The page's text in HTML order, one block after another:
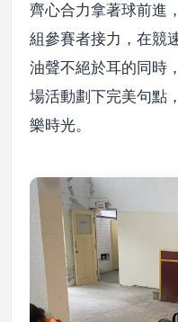
齊心合力拿著球前進
組參賽者接力，在競
油聲不絕於耳的同時
場活動劃下完美句點
樂時光。